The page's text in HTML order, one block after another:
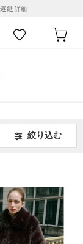
延 詳細
絞り込む